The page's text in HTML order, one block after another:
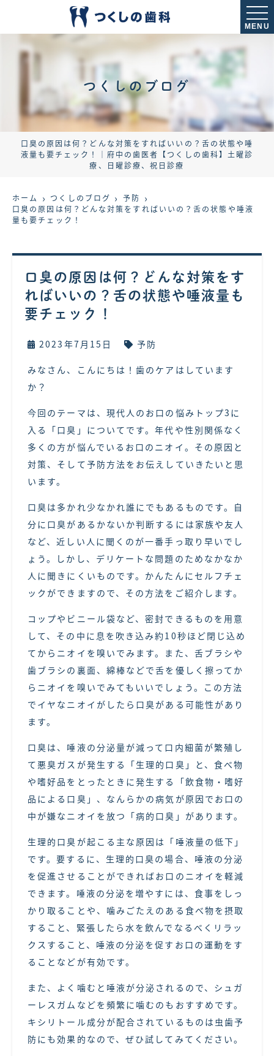
MENU
つくしのブログ
口臭の原因は何？どんな対策をすればいいの？舌の状態や唾
液量も要チェック！｜府中の歯医者【つくしの歯科】土曜診
療、日曜診療、祝日診療
ホーム つくしのブログ
予防
口臭の原因は何？どんな対策をすればいいの？舌の状態や唾液
量も要チェック！
口臭の原因は何？どんな対策をす
ればいいの？舌の状態や唾液量も
要チェック！
2023年7月15日 予防
みなさん、こんにちは！歯のケアはしています
か？
今回のテーマは、現代人のお口の悩みトップ3に
入る「口臭」についてです。年代や性別関係なく
多くの方が悩んでいるお口のニオイ。その原因と
対策、そして予防方法をお伝えしていきたいと思
います。
口臭は多かれ少なかれ誰にでもあるものです。自
分に口臭があるかないか判断するには家族や友人
など、近しい人に聞くのが一番手っ取り早いでし
ょう。しかし、デリケートな問題のためなかなか
人に聞きにくいものです。かんたんにセルフチェ
ックができますので、その方法をご紹介します。
コップやビニール袋など、密封できるものを用意
して、その中に息を吹き込み約10秒ほど閉じ込め
てからニオイを嗅いでみます。また、舌ブラシや
歯ブラシの裏面、綿棒などで舌を優しく擦ってか
らニオイを嗅いでみてもいいでしょう。この方法
でイヤなニオイがしたら口臭がある可能性があり
ます。
口臭は、唾液の分泌量が減って口内細菌が繁殖し
て悪臭ガスが発生する「生理的口臭」と、食べ物
や嗜好品をとったときに発生する「飲食物・嗜好
品による口臭」、なんらかの病気が原因でお口の
中が嫌なニオイを放つ「病的口臭」があります。
生理的口臭が起こる主な原因は「唾液量の低下」
です。要するに、生理的口臭の場合、唾液の分泌
を促進させることができればお口のニオイを軽減
できます。唾液の分泌を増やすには、食事をしっ
かり取ることや、噛みごたえのある食べ物を摂取
すること、緊張したら水を飲んでなるべくリラッ
クスすること、唾液の分泌を促すお口の運動をす
ることなどが有効です。
また、よく噛むと唾液が分泌されるので、シュガ
ーレスガムなどを頻繁に噛むのもおすすめです。
キシリトール成分が配合されているものは虫歯予
防にも効果的なので、ぜひ試してみてください。